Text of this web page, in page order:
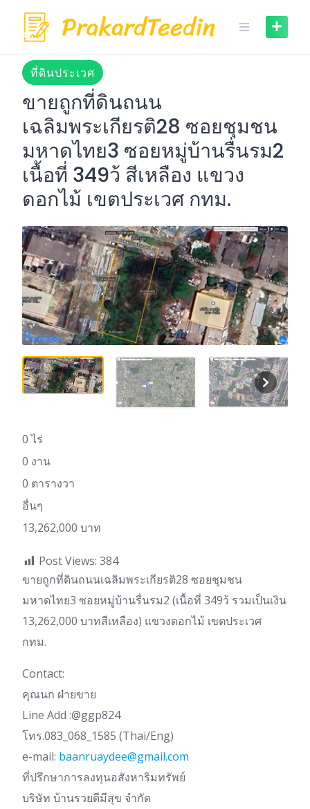
content
ที่ดินประเวศ
ขายถูกที่ดินถนน
เฉลิมพระเกียรติ28 ซอยชุมชน
มหาดไทย3 ซอยหมู่บ้านรื่นรม2
เนื้อที่ 349ว้ สีเหลือง แขวง
ดอกไม้ เขตประเวศ กทม.
0 ไร่
0 งาน
0 ตารางวา
อื่นๆ
13,262,000 บาท
Post Views: 384
ขายถูกที่ดินถนนเฉลิมพระเกียรติ28 ซอยชุมชน
มหาดไทย3 ซอยหมู่บ้านรื่นรม2 (เนื้อที่ 349ว้ รวมเป็นเงิน
13,262,000 บาทสีเหลือง) แขวงดอกไม้ เขตประเวศ
กทม.
Contact:
คุณนก ฝ่ายขาย
Line Add :@ggp824
โทร.083_068_1585 (Thai/Eng)
e-mail: baanruaydee@gmail.com
ที่ปรึกษาการลงทุนอสังหาริมทรัพย์
บริษัท บ้านรวยดีมีสุข จำกัด